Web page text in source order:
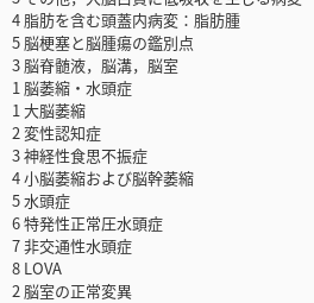
4 脂肪を含む頭蓋内病変：脂肪腫
5 脳梗塞と脳腫瘍の鑑別点
3 脳脊髄液，脳溝，脳室
1 脳萎縮・水頭症
1 大脳萎縮
2 変性認知症
3 神経性食思不振症
4 小脳萎縮および脳幹萎縮
5 水頭症
6 特発性正常圧水頭症
7 非交通性水頭症
8 LOVA
2 脳室の正常変異